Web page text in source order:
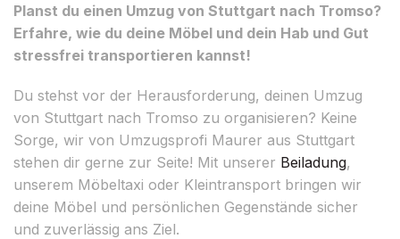
Planst du einen Umzug von Stuttgart nach Tromso?
Erfahre, wie du deine Möbel und dein Hab und Gut
stressfrei transportieren kannst!
Du stehst vor der Herausforderung, deinen Umzug
von Stuttgart nach Tromso zu organisieren? Keine
Sorge, wir von Umzugsprofi Maurer aus Stuttgart
stehen dir gerne zur Seite! Mit unserer Beiladung,
unserem Möbeltaxi oder Kleintransport bringen wir
deine Möbel und persönlichen Gegenstände sicher
und zuverlässig ans Ziel.